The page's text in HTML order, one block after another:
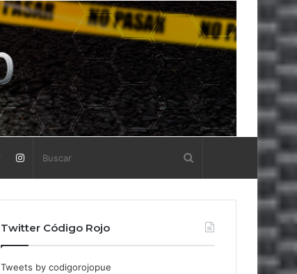
Twitter Código Rojo
Tweets by codigorojopue